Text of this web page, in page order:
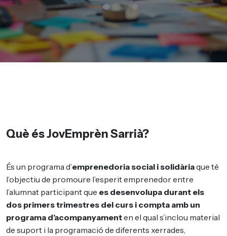
Què és JovEmprèn Sarrià?
És un programa d’emprenedoria social i solidàriaque té
l’objectiu de promoure l’esperit emprenedor entre
l’alumnat participant que es desenvolupa durant els
dos primers trimestres del curs i compta amb un
programa d’acompanyamenten el qual s’inclou material
de suport i la programació de diferents xerrades,